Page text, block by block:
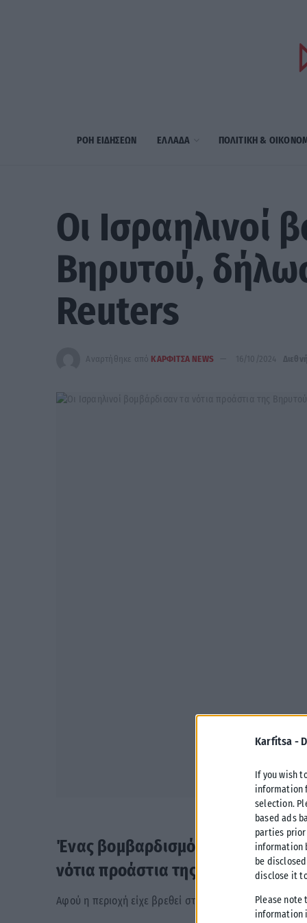
Karfitsa -
If you wish
information
selection.
based ads
parties
information
be
disclose it
Please note
information
ΡΟΗ ΕΙΔΗΣΕΩΝ ΕΛΛΑΔΑ ΠΟΛΙΤΙΚΗ &
Οι Ισραηλινοί
Βηρυτού,
Reuters
Αναρτήθηκε από ΚΑΡΦΙΤΣΑ NEWS 16/10/2024 Διεθνή
Ένας βομβαρδισμός των
νότια προάστια της Βηρυτού,
Αφού η περιοχή είχε βρεθεί στο επίκεντρο σφοδρών